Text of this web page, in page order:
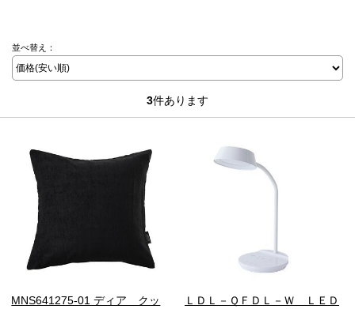
並べ替え：
3件あります
MNS641275-01 ディア クッ
ＬＤＬ－ＱＦＤＬ－Ｗ ＬＥＤ